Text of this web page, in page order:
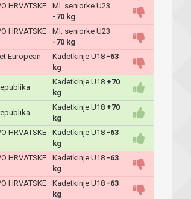
HRVATSKE
Ml. seniorke U23
-70 kg
HRVATSKE
Ml. seniorke U23
-70 kg
European
Kadetkinje U18 -63
kg
Kadetkinje U18 +70
kg
Kadetkinje U18 +70
kg
HRVATSKE
Kadetkinje U18 -63
kg
HRVATSKE
Kadetkinje U18 -63
kg
HRVATSKE
Kadetkinje U18 -63
kg